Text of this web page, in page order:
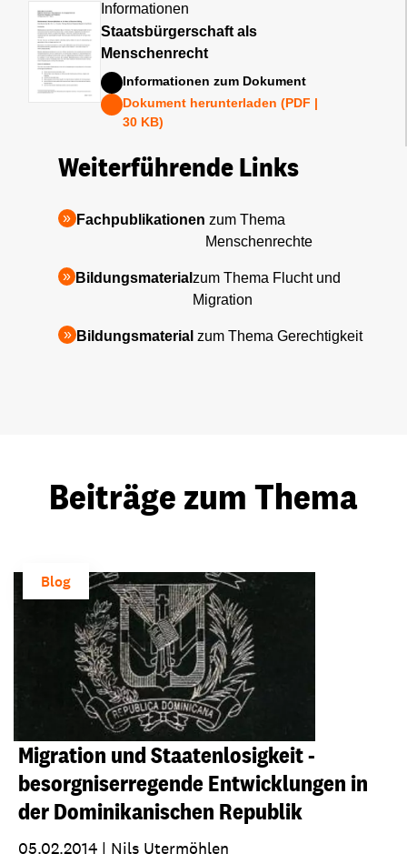
Informationen
Staatsbürgerschaft als
Menschenrecht
Informationen zum Dokument
Dokument herunterladen (PDF |
30 KB)
Weiterführende Links
Fachpublikationen zum Thema
Menschenrechte
Bildungsmaterial zum Thema Flucht und
Migration
Bildungsmaterial zum Thema Gerechtigkeit
Beiträge zum Thema
Blog
Migration und Staatenlosigkeit -
besorgniserregende Entwicklungen in
der Dominikanischen Republik
05.02.2014 | Nils Utermöhlen